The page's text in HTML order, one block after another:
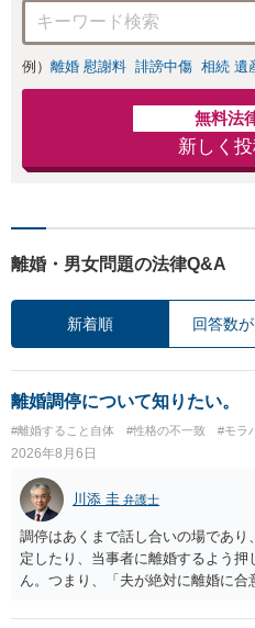
例） 離婚 慰謝料 誹謗中傷 相続 遺
無料法
新しく
離婚・男女問題の法律Q&A
新着順 回答数
離婚調停について知りたい。
#離婚すること自体 #性格の不一致 #モラ
2026年8月6日
川添 圭 弁護士
調停はあくまで話し合いの場であ
定したり、当事者に離婚するよう
ん。つまり、「夫が絶対に離婚に
きません。 調停段階での離婚成立